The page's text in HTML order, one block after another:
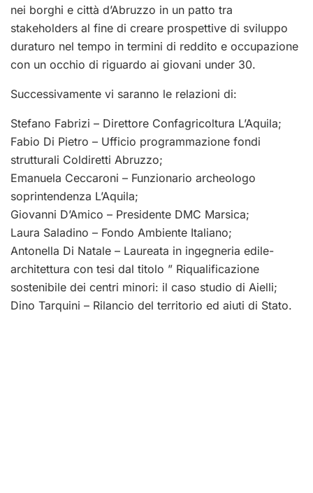
nei borghi e città d’Abruzzo in un patto tra
stakeholders al fine di creare prospettive di sviluppo
duraturo nel tempo in termini di reddito e occupazione
con un occhio di riguardo ai giovani under 30.
Successivamente vi saranno le relazioni di:
Stefano Fabrizi – Direttore Confagricoltura L’Aquila;
Fabio Di Pietro – Ufficio programmazione fondi
strutturali Coldiretti Abruzzo;
Emanuela Ceccaroni – Funzionario archeologo
soprintendenza L’Aquila;
Giovanni D’Amico – Presidente DMC Marsica;
Laura Saladino – Fondo Ambiente Italiano;
Antonella Di Natale – Laureata in ingegneria edile-
architettura con tesi dal titolo ” Riqualificazione
sostenibile dei centri minori: il caso studio di Aielli;
Dino Tarquini – Rilancio del territorio ed aiuti di Stato.